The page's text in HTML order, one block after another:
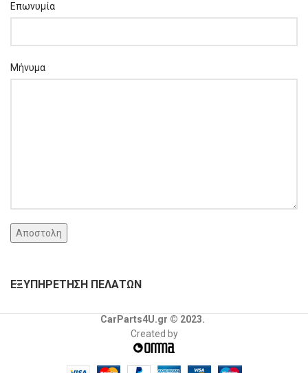
Επωνυμία
Μήνυμα
ΕΞΥΠΗΡΕΤΗΣΗ ΠΕΛΑΤΩΝ
CarParts4U.gr © 2023.
Created by